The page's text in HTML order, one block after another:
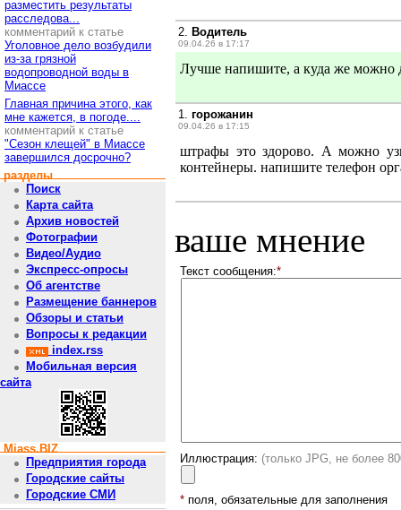
разместить результаты
расследова...
комментарий к статье
Уголовное дело возбудили
из-за грязной
водопроводной воды в
Миассе
Главная причина этого, как
мне кажется, в погоде....
комментарий к статье
"Сезон клещей" в Миассе
завершился досрочно?
разделы
Поиск
Карта сайта
Архив новостей
Фотографии
Видео/Аудио
Экспресс-опросы
Об агентстве
Размещение баннеров
Обзоры и статьи
Вопросы к редакции
index.rss
Мобильная версия
сайта
Miass.BIZ
Предприятия города
Городские сайты
Городские СМИ
2. Водитель
09.04.26 в 17:17
Лучше напишите, а куда же можно
1. горожанин
09.04.26 в 17:15
штрафы это здорово. А можно
контейнеры. напишите телефон
ваше мнение
Текст сообщения:*
Иллюстрация: (только JPG, не более
* поля, обязательные для заполнения